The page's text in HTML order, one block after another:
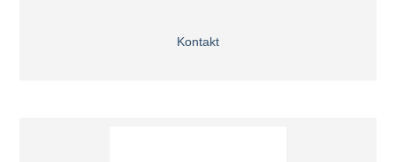
Kontakt